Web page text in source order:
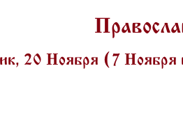
20 Ноября (7 Ноября